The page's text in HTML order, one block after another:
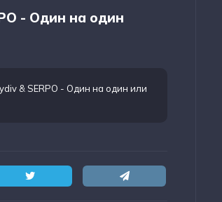
- Один на один
& SERPO - Один на один или